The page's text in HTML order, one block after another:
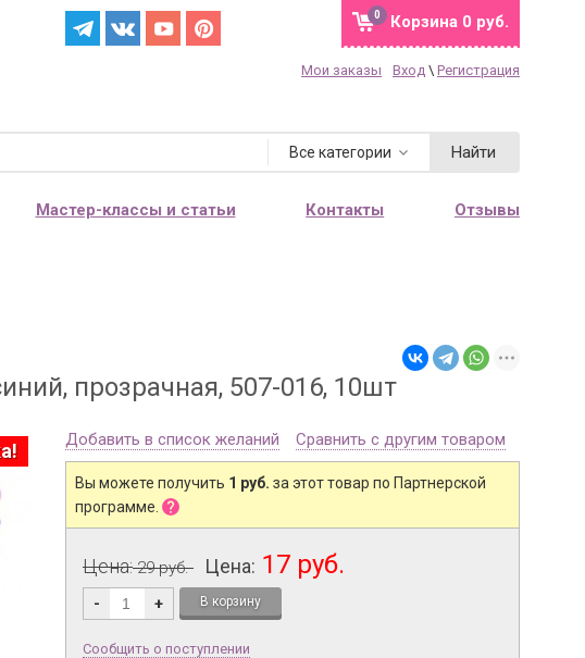
Корзина 0 руб.
0
Мои заказы Вход \ Регистрация
Все категории Найти
Мастер-классы и статьи Контакты Отзывы
прозрачная, 507-016, 10шт
Добавить в список желаний Сравнить с другим товаром
Вы можете получить 1 руб. за этот товар по Партнерской
программе.
Цена:29 руб. Цена: 17 руб.
- +
Сообщить о поступлении